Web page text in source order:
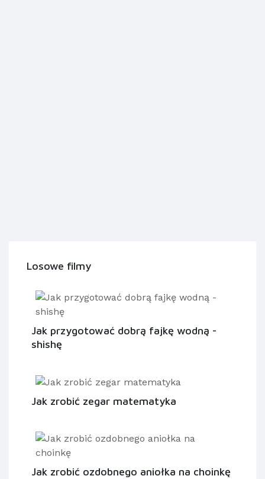
Losowe filmy
Jak przygotować dobrą fajkę wodną -
shishę
Jak zrobić zegar matematyka
Jak zrobić ozdobnego aniołka na choinkę